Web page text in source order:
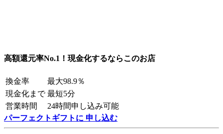
高額還元率No.1！現金化するならこのお店
換金率
最大98.9％
現金化まで 最短5分
営業時間
24時間申し込み可能
パーフェクトギフトに 申し込む